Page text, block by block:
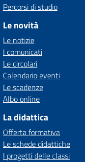
Percorsi di studio
Le novità
Le notizie
I comunicati
Le circolari
Calendario eventi
Le scadenze
Albo online
La didattica
Offerta formativa
Le schede didattiche
I progetti delle classi